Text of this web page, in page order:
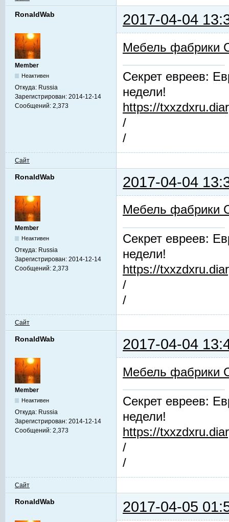
RonaldWab 2017-04-04
Member
Неактивен
Откуда: Russia
Зарегистрирован: 2014-12-14
Сообщений: 2,373
Мебель фабрики
Секрет евреев:
недели!
https://
/
/
Сайт
RonaldWab 2017-04-04
Member
Неактивен
Откуда: Russia
Зарегистрирован: 2014-12-14
Сообщений: 2,373
Мебель фабрики
Секрет евреев:
недели!
https://
/
/
Сайт
RonaldWab 2017-04-04
Member
Неактивен
Откуда: Russia
Зарегистрирован: 2014-12-14
Сообщений: 2,373
Мебель фабрики
Секрет евреев:
недели!
https://
/
/
Сайт
RonaldWab 2017-04-05